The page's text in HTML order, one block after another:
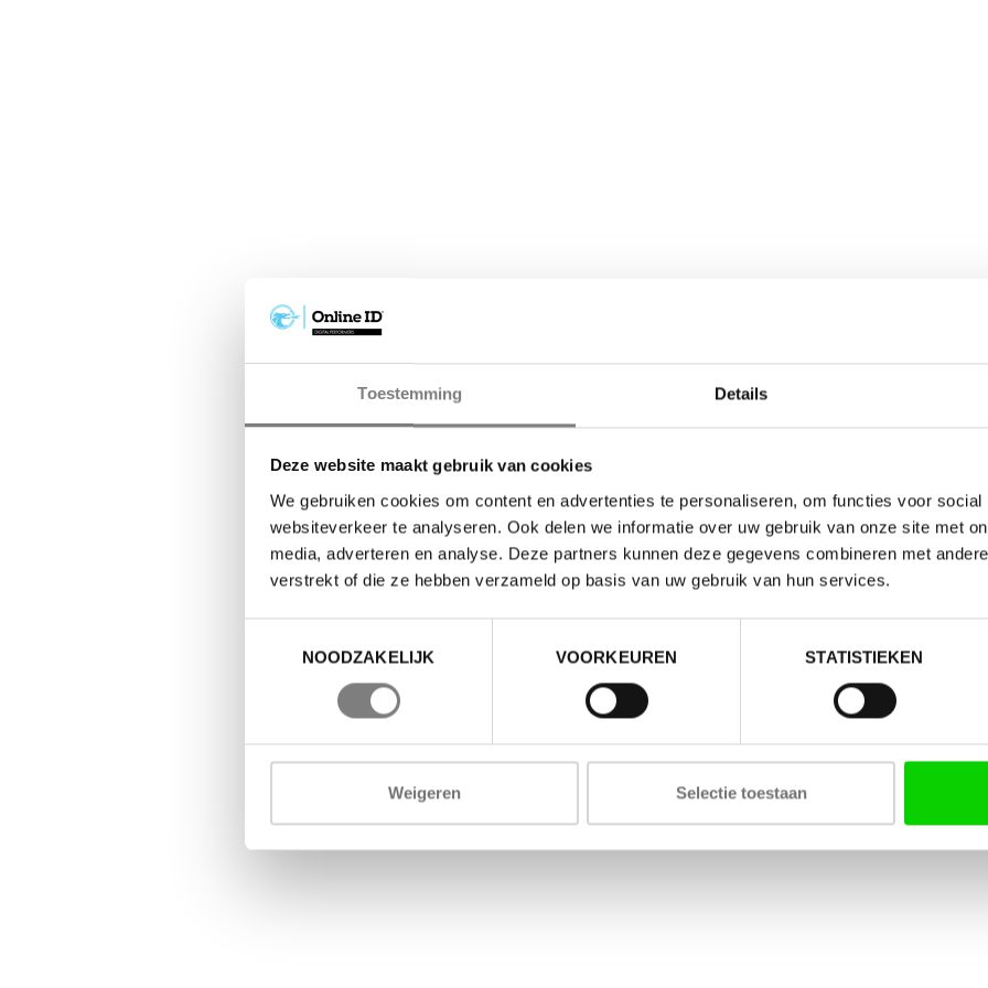
Toestemming Details
Deze website maakt gebruik van cookies
We gebruiken cookies om content en advertenties te personaliseren, om functies voor
websiteverkeer te analyseren. Ook delen we informatie over uw gebruik van onze site met
media, adverteren en analyse. Deze partners kunnen deze gegevens combineren met
verstrekt of die ze hebben verzameld op basis van uw gebruik van hun services.
NOODZAKELIJK
VOORKEUREN STATISTIEKEN
Weigeren Selectie toestaan